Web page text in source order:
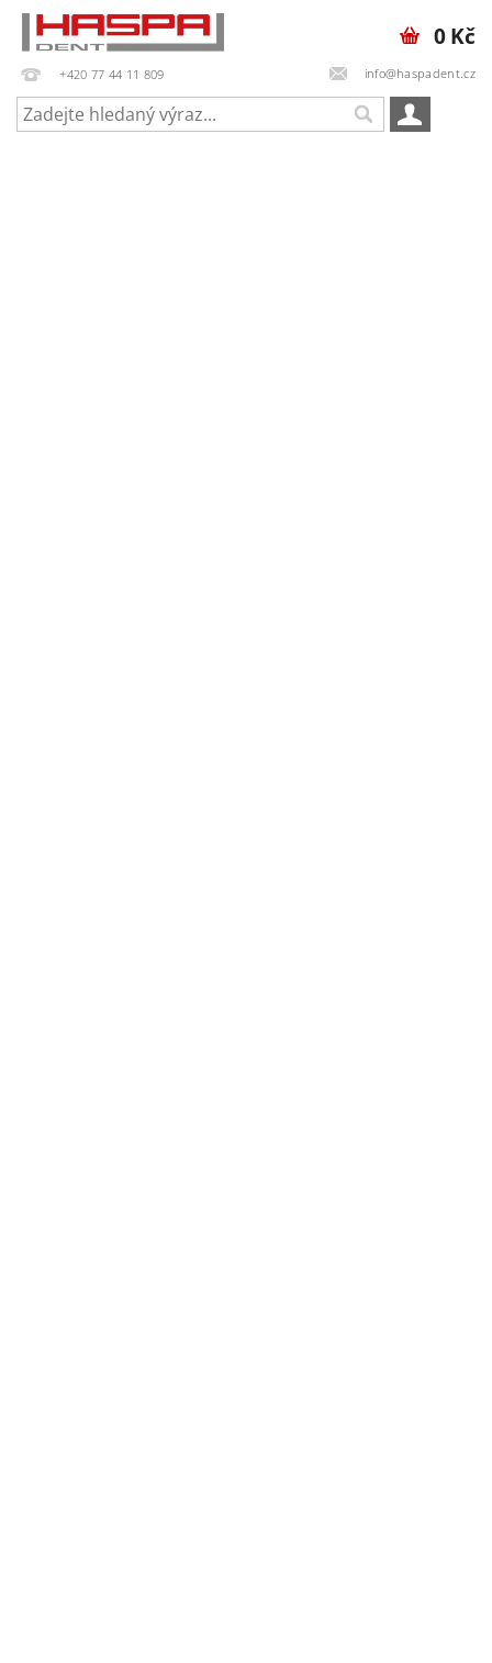
+420 77 44 11 809 info@haspadent.cz
0 Kč